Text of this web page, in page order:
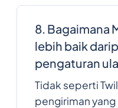
8. Bagaimana
lebih baik
pengaturan
Tidak seperti
pengiriman